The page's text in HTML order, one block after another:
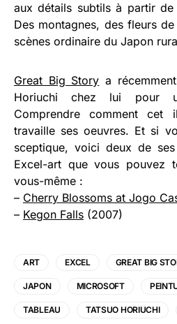
aux détails subtils à partir de
Des montagnes, des fleurs
scènes ordinaire du Japon
Great Big Story a
Horiuchi chez lui pour
Comprendre comment cet
travaille ses oeuvres. Et si
sceptique, voici deux de
Excel-art que vous pouvez
vous-même :
– Cherry Blossoms at Jogo
– Kegon Falls (2007)
ART EXCEL GREAT BIG
JAPON MICROSOFT
TABLEAU TATSUO HORIUCHI